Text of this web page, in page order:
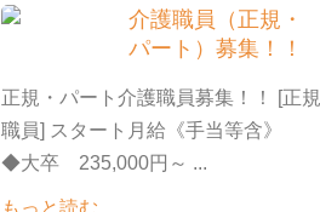
介護職員（正規・
パート）募集！！
正規・パート介護職員募集！！ [正規
職員] スタート月給《手当等含》
◆大卒 235,000円～ ...
もっと読む